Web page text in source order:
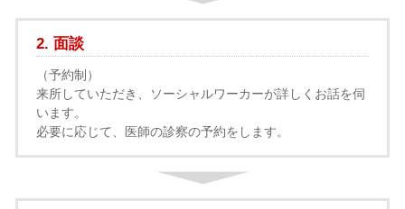
2. 面談
（予約制）
来所していただき、ソーシャルワーカーが詳しくお話を伺
います。
必要に応じて、医師の診察の予約をします。